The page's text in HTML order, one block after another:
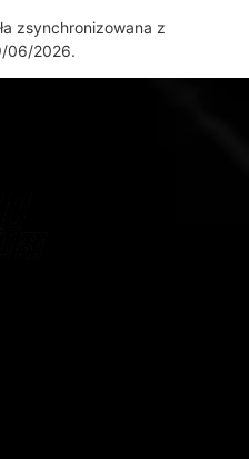
zsynchronizowana z
06/2026.